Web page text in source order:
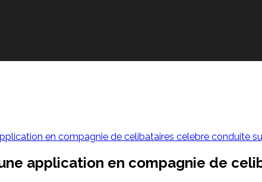
en compagnie de celibataires celebre conduite
application en compagnie de